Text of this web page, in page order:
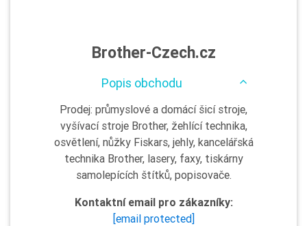
Brother-Czech.cz
Popis obchodu
Prodej: průmyslové a domácí šicí stroje,
vyšívací stroje Brother, žehlící technika,
osvětlení, nůžky Fiskars, jehly, kancelářská
technika Brother, lasery, faxy, tiskárny
samolepících štítků, popisovače.
Kontaktní email pro zákazníky:
[email protected]